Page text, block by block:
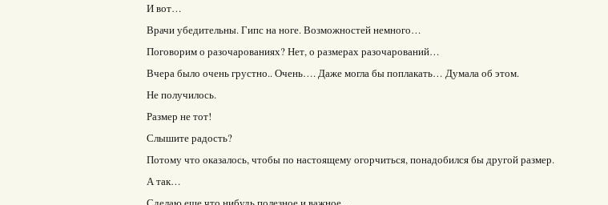
И вот…
Врачи убедительны. Гипс на ноге. Возможностей немного…
Поговорим о разочарованиях? Нет, о размерах разочарований…
Вчера было очень грустно.. Очень…. Даже могла бы поплакать… Думала об этом.
Не получилось.
Размер не тот!
Слышите радость?
Потому что оказалось, чтобы по настоящему огорчиться, понадобился бы другой размер.
А так…